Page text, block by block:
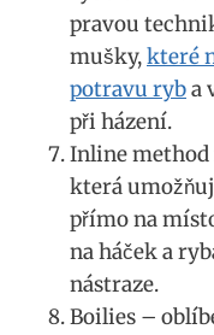
pravou
mušky,které
potravu ryba
při házení.
Inline
která
přímo na
na háček a
nástraze.
Boilies –